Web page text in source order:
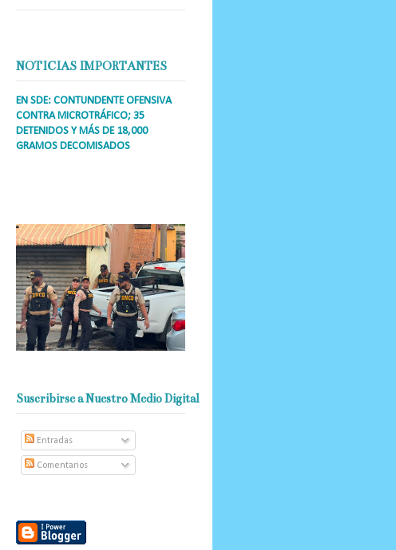
NOTICIAS IMPORTANTES
EN SDE: CONTUNDENTE OFENSIVA
CONTRA MICROTRÁFICO; 35
DETENIDOS Y MÁS DE 18,000
GRAMOS DECOMISADOS
Suscribirse a Nuestro Medio Digital
Entradas
Comentarios